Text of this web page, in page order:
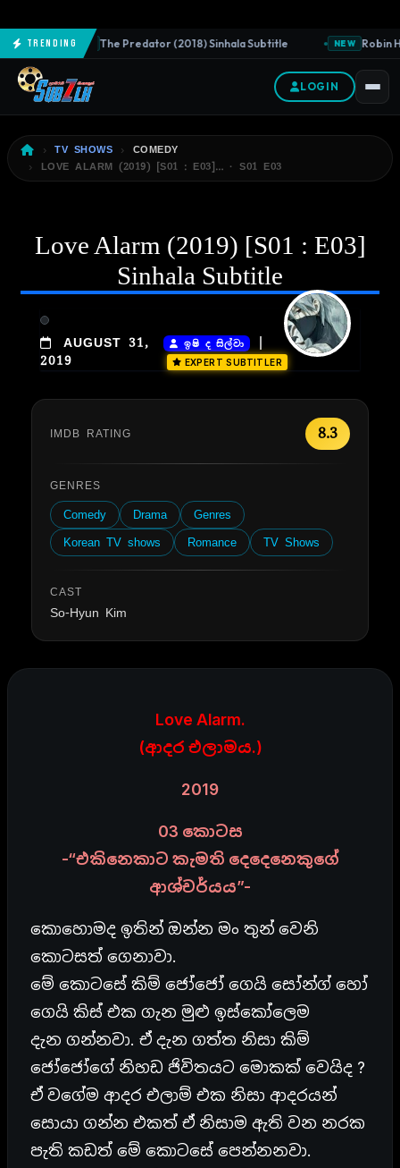
TrendingNEW The Predator (2018) Sinhala Subtitle NEW Robin
LOGIN
TV SHOWS
COMEDY
LOVE ALARM (2019) [S01 : E03]… · S01 E03
Love Alarm (2019) [S01 : E03]
Sinhala Subtitle
AUGUST 31,
2019
ඉෂි ද සිල්වා
EXPERT SUBTITLER
IMDB RATING 8.3
GENRES
Comedy Drama
Genres
Korean TV shows
Romance TV Shows
CAST
So-Hyun Kim
Love Alarm.
(ආදර එලාමය.)
2019
03 කොටස
-“එකිනෙකාට කැමති දෙදෙනෙකුගේ
ආශ්චර්යය”-
කොහොමද ඉතින් ඔන්න මං තුන් වෙනි
කොටසත් ගෙනාවා.
මේ කොටසේ කිම් ජෝජෝ ගෙයි සෝන්ග් හෝ
ගෙයි කිස් එක ගැන මුළු ඉස්කෝලෙම
දැන ගන්නවා. ඒ දැන ගත්ත නිසා කිම්
ජෝජෝගේ නිහඩ ජිවිතයට මොකක් වෙයිද ?
ඒ වගේම ආදර එලාම් එක නිසා ආදරයන්
සොයා ගන්න එකත් ඒ නිසාම ඇති වන නරක
පැති කඩත් මේ කොටසේ පෙන්නනවා.